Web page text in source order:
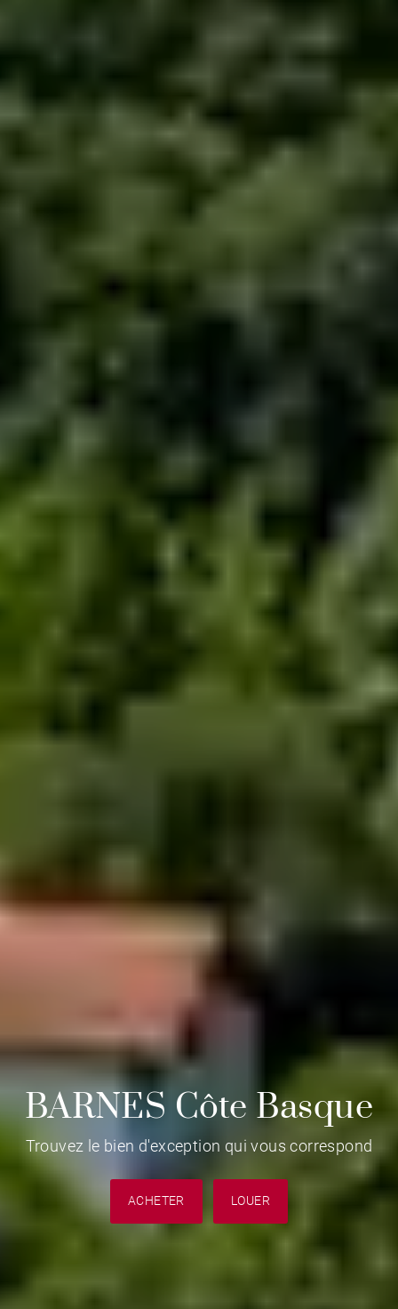
BARNES Côte Basque
Trouvez le bien d'exception qui vous correspond
ACHETER LOUER